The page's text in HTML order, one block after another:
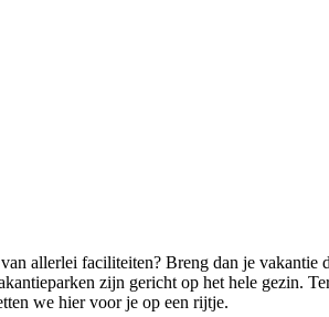
allerlei faciliteiten? Breng dan je
zijn gericht op het hele gezin.
we hier voor je op een rijtje.